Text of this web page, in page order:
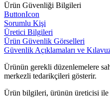
Ürün Güvenliği Bilgileri
ButtonIcon
Sorumlu Kişi
Üretici Bilgileri
Ürün Güvenlik Görselleri
Güvenlik Açıklamaları ve
Ürünün gerekli düzenlemelere
merkezli tedarikçileri gösterir.
Ürün bilgileri, ürünün üreticisi